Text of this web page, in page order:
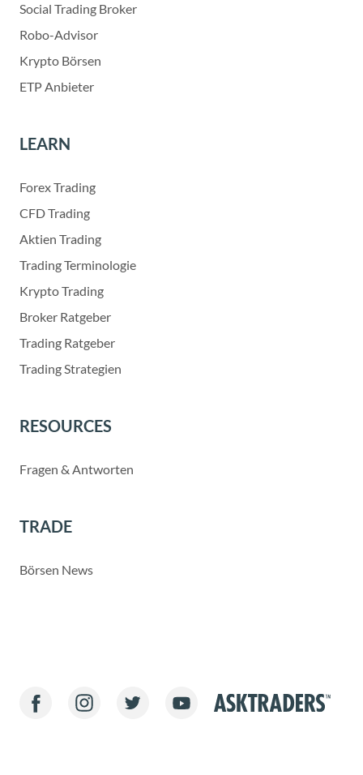
Social Trading Broker
Robo-Advisor
Krypto Börsen
ETP Anbieter
LEARN
Forex Trading
CFD Trading
Aktien Trading
Trading Terminologie
Krypto Trading
Broker Ratgeber
Trading Ratgeber
Trading Strategien
RESOURCES
Fragen & Antworten
TRADE
Börsen News